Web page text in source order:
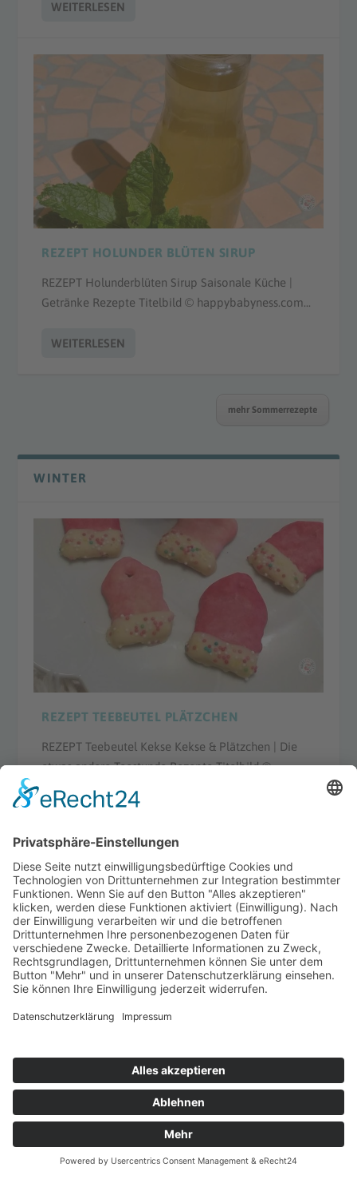
WEITERLESEN
REZEPT HOLUNDER BLÜTEN SIRUP
REZEPT Holunderblüten Sirup Saisonale Küche |
Getränke Rezepte Titelbild © happybabyness.com...
WEITERLESEN
mehr Sommerrezepte
WINTER
REZEPT TEEBEUTEL PLÄTZCHEN
REZEPT Teebeutel Kekse Kekse & Plätzchen | Die
etwas andere Teestunde Rezepte Titelbild ©...
WEITERLESEN
BEIKOST REZEPT: BANANEN-DINKEL
VOLLKORNKEKSE
REZEPT Bananen-Dinkel-Vollkornkekse Babynahrung
| Breifrei Rezepte Titelbild © happybabyness.com...
WEITERLESEN